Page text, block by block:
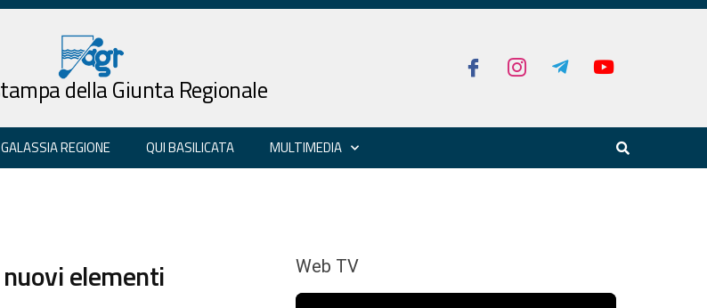
della Giunta Regionale
GALASSIA REGIONE QUI BASILICATA MULTIMEDIA
elementi
Web TV